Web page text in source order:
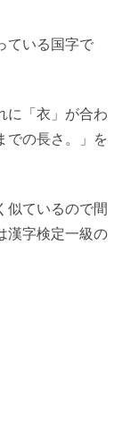
ている国字で
に「衣」が合わ
での長さ。」を
似ているので間
漢字検定一級の